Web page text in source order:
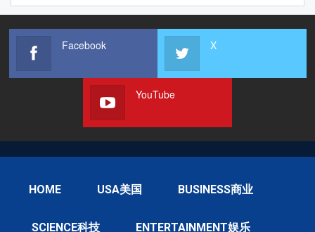
Facebook X
YouTube
HOME USA美国 BUSINESS商业
SCIENCE科技 ENTERTAINMENT娱乐